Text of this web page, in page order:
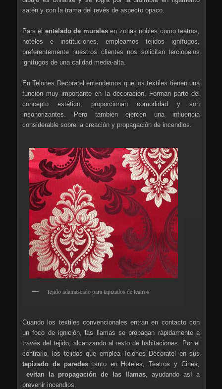
satén y con la trama del revés de aspecto opaco.
Para el entelado de muralesen zonas nobles como teatros,
hoteles e instituciones, empleamos tejidos ignífugos,
preferentemente nuestros clientes nos solicitan terciopelos
ignífugos de una calidad media-alta.
En Telones Decoratel entendemos que los textiles tienen una
función muy importante en la decoración. Forman parte del
concepto estético, proporcionan comodidad y son
insonorizantes. Pero también ejercen una influencia
considerable sobre la creación y propagación de incendios.
Tejido adamascado para tapizados de teatros
Cuando los textiles convencionales entran en contacto con
un foco de ignición, las llamas se propagan rápidamente a
través del tejido, alcanzando al resto de habitaciones. Por el
contrario, los tejidos que emplea Telones Decoratel en sus
tapizado de paredestanto en Hoteles, Teatros y Cines,
evitan la propagación de las llamas, ayudando así a
prevenir incendios.